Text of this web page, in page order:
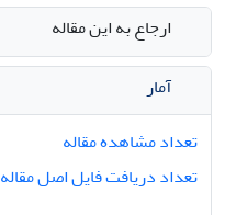
ارجاع به این مقاله
آمار
تعداد مشاهده مقاله
تعداد دریافت فایل اصل مقاله